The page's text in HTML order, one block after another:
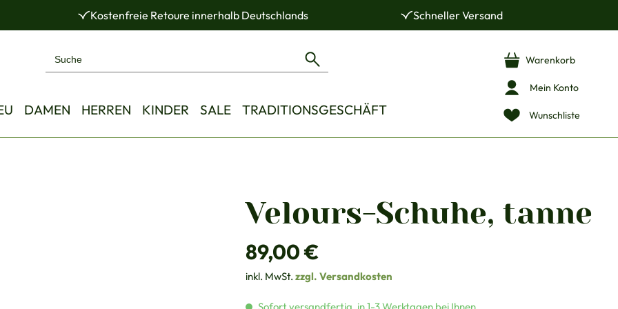
Kostenfreie Retoure innerhalb Deutschlands Schneller Versand
DAMEN HERREN KINDER SALE TRADITIONSGESCHÄFT Wunschliste
Mein Konto
Warenkorb
Velours-Schuhe, tanne
Regulärer Preis:
89,00 €
inkl. MwSt. zzgl. Versandkosten